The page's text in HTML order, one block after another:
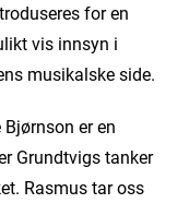
for en
vis innsyn i
musikalske side.
er en
Grundtvigs tanker
Rasmus tar oss